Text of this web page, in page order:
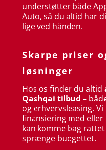
understøtter både
Auto, så du altid har
lige ved hånden.
Skarpe priser
løsninger
Hos os finder du altid
Qashqai tilbud –
og erhvervsleasing.
finansiering med eller
kan komme bag
sprænge budgettet.